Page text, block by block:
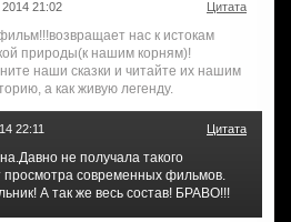
21:02 Цитата
нас к истокам
природы(к нашим корням)!
наши сказки и читайте их нашим
а как живую легенду.
22:11 Цитата
не получала такого
просмотра современных фильмов.
А так же весь состав! БРАВО!!!